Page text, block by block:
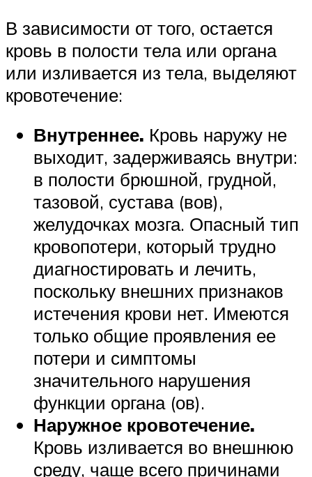
В зависимости от того, остается
кровь в полости тела или органа
или изливается из тела, выделяют
кровотечение:
Внутреннее. Кровь наружу не
выходит, задерживаясь внутри:
в полости брюшной, грудной,
тазовой, сустава (вов),
желудочках мозга. Опасный тип
кровопотери, который трудно
диагностировать и лечить,
поскольку внешних признаков
истечения крови нет. Имеются
только общие проявления ее
потери и симптомы
значительного нарушения
функции органа (ов).
Наружное кровотечение.
Кровь изливается во внешнюю
среду, чаще всего причинами